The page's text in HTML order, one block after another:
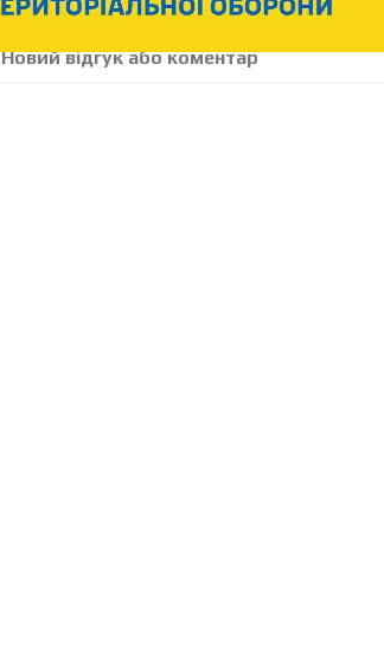
Новий відгук або коментар